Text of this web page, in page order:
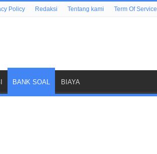
Policy Redaksi Tentang kami Term Of Service
BANK SOAL BIAYA